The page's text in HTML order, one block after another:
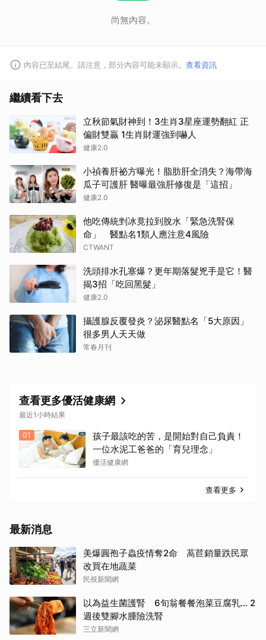
尚無內容。
內容已至結尾。請注意，部分內容可能未顯示。 查看資訊
繼續看下去
立秋節氣財神到！3生肖3星座運勢翻紅 正
偏財雙贏 1生肖財運強到嚇人
健康2.0
小禎養肝祕方曝光！脂肪肝全消失？海帶海
瓜子可護肝 醫曝最強肝修復是「這招」
健康2.0
他吃傳統剉冰竟拉到脫水「緊急洗腎保
命」 醫點名1類人應注意4風險
CTWANT
洗頭排水孔塞爆？更年期落髮兇手是它！醫
揭3招「吃回黑髮」
健康2.0
攝護腺反覆發炎？泌尿醫點名「5大原因」
很多男人天天做
常春月刊
查看更多優活健康網
最近1小時結果
01
孩子最該吃的苦，是開始對自己負責！
一位水泥工爸爸的「育兒理念」
優活健康網
查看更多
最新消息
美爆圓孢子蟲疫情奪2命 萵苣銷量跌民眾
改買在地蔬菜
民視新聞網
以為益生菌護腎 6旬翁餐餐泡菜豆腐乳... 2
週後雙腳水腫險洗腎
三立新聞網